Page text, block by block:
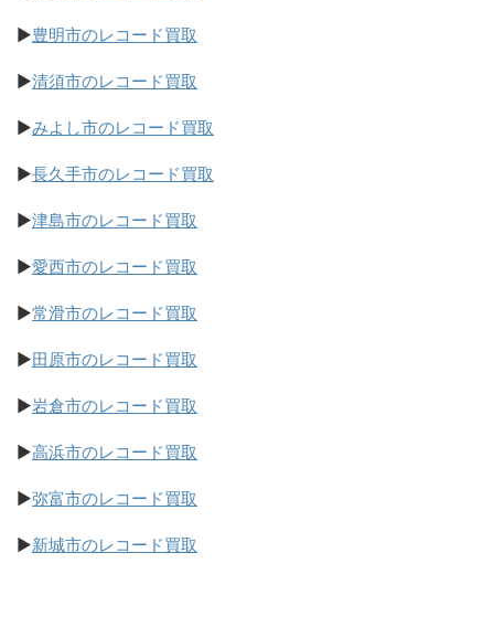
▶豊明市のレコード買取
▶清須市のレコード買取
▶みよし市のレコード買取
▶長久手市のレコード買取
▶津島市のレコード買取
▶愛西市のレコード買取
▶常滑市のレコード買取
▶田原市のレコード買取
▶岩倉市のレコード買取
▶高浜市のレコード買取
▶弥富市のレコード買取
▶新城市のレコード買取